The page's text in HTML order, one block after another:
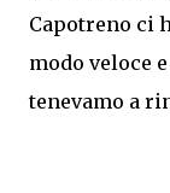
Capotreno ci
modo veloce
tenevamo a